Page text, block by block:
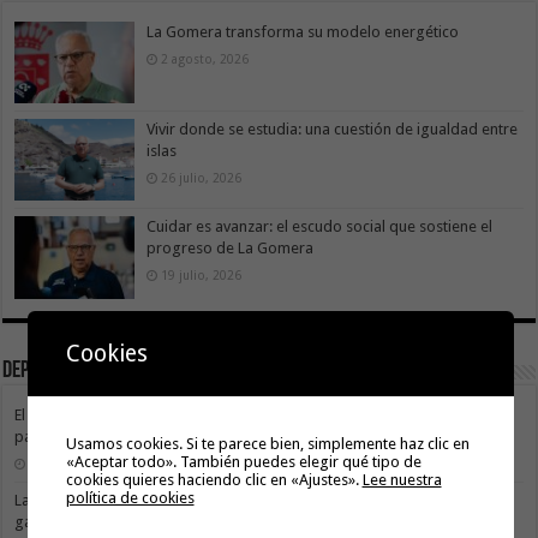
La Gomera transforma su modelo energético
2 agosto, 2026
Vivir donde se estudia: una cuestión de igualdad entre
islas
26 julio, 2026
Cuidar es avanzar: el escudo social que sostiene el
progreso de La Gomera
19 julio, 2026
Deportes
El Cabildo de La Gomera y el Costa Adeje Tenerife renuevan su alianza
para promocionar el producto local
3 agosto, 2026
La X Cicloturista Virgen del Carmen adapta su recorrido y horario para
garantizar la seguridad de los participantes ante la alerta por altas
Cookies
Usamos cookies. Si te parece bien, simplemente haz clic en
«Aceptar todo». También puedes elegir qué tipo de
cookies quieres haciendo clic en «Ajustes». Lee nuestra
política de cookies